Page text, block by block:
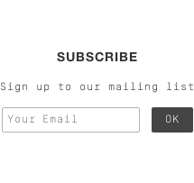
SUBSCRIBE
Sign up to our mailing list